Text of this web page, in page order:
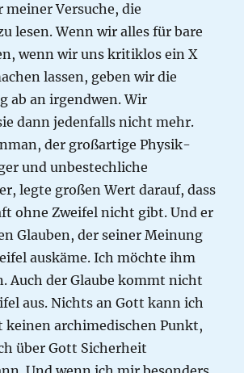
meiner Versuche, die
lesen. Wenn wir alles für bare
wenn wir uns kritiklos ein X
lassen, geben wir die
ab an irgendwen. Wir
dann jedenfalls nicht mehr.
der großartige Physik-
und unbestechliche
legte großen Wert darauf, dass
ohne Zweifel nicht gibt. Und er
Glauben, der seiner Meinung
auskäme. Ich möchte ihm
Auch der Glaube kommt nicht
aus. Nichts an Gott kann ich
keinen archimedischen Punkt,
über Gott Sicherheit